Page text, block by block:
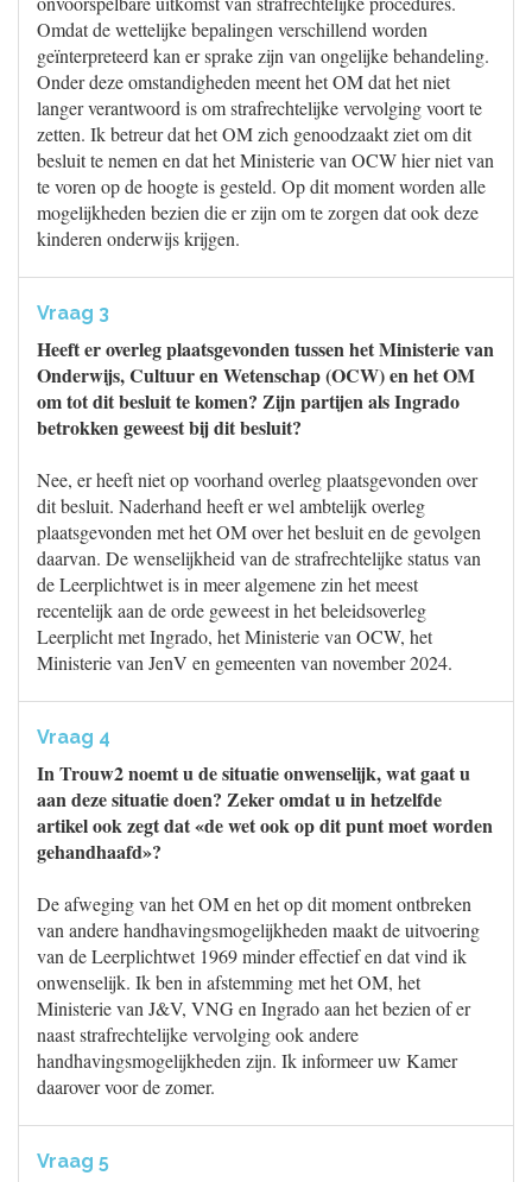
Omdat de wettelijke bepalingen verschillend worden
geïnterpreteerd kan er sprake zijn van ongelijke behandeling.
Onder deze omstandigheden meent het OM dat het niet
langer verantwoord is om strafrechtelijke vervolging voort te
zetten. Ik betreur dat het OM zich genoodzaakt ziet om dit
besluit te nemen en dat het Ministerie van OCW hier niet van
te voren op de hoogte is gesteld. Op dit moment worden alle
mogelijkheden bezien die er zijn om te zorgen dat ook deze
kinderen onderwijs krijgen.
Vraag 3
Heeft er overleg plaatsgevonden tussen het Ministerie van
Onderwijs, Cultuur en Wetenschap (OCW) en het OM
om tot dit besluit te komen? Zijn partijen als Ingrado
betrokken geweest bij dit besluit?
Nee, er heeft niet op voorhand overleg plaatsgevonden over
dit besluit. Naderhand heeft er wel ambtelijk overleg
plaatsgevonden met het OM over het besluit en de gevolgen
daarvan. De wenselijkheid van de strafrechtelijke status van
de Leerplichtwet is in meer algemene zin het meest
recentelijk aan de orde geweest in het beleidsoverleg
Leerplicht met Ingrado, het Ministerie van OCW, het
Ministerie van JenV en gemeenten van november 2024.
Vraag 4
In Trouw2 noemt u de situatie onwenselijk, wat gaat u
aan deze situatie doen? Zeker omdat u in hetzelfde
artikel ook zegt dat «de wet ook op dit punt moet worden
gehandhaafd»?
De afweging van het OM en het op dit moment ontbreken
van andere handhavingsmogelijkheden maakt de uitvoering
van de Leerplichtwet 1969 minder effectief en dat vind ik
onwenselijk. Ik ben in afstemming met het OM, het
Ministerie van J&V, VNG en Ingrado aan het bezien of er
naast strafrechtelijke vervolging ook andere
handhavingsmogelijkheden zijn. Ik informeer uw Kamer
daarover voor de zomer.
Vraag 5